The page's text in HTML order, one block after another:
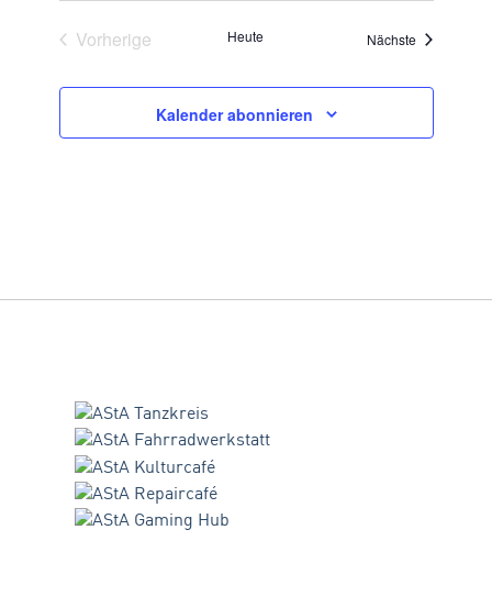
VorherigeVeranstaltungen
Heute Nächste
Kalender abonnieren